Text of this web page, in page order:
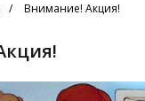
Внимание! Акция!